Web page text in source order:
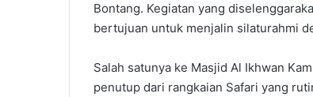
Bontang. Kegiatan yang
bertujuan untuk menjalin silaturahmi
Salah satunya ke Masjid Al Ikhwan
penutup dari rangkaian Safari yang